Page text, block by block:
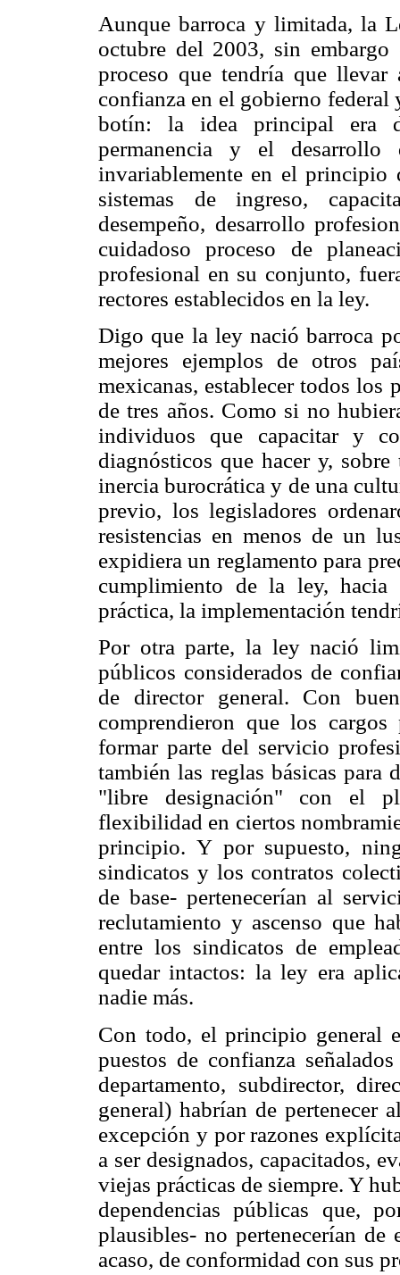
Aunque barroca y limitada, la
octubre del 2003, sin
proceso que tendría que
confianza en el gobierno federal
botín: la idea principal era
permanencia y el desarrollo
invariablemente en el principio
sistemas de ingreso,
desempeño, desarrollo
cuidadoso proceso de
profesional en su conjunto,
rectores establecidos en la ley.
Digo que la ley nació barroca
mejores ejemplos de otros
mexicanas, establecer todos los
de tres años. Como si no
individuos que capacitar y
diagnósticos que hacer y,
inercia burocrática y de una
previo, los legisladores
resistencias en menos de un
expidiera un reglamento para
cumplimiento de la ley,
práctica, la implementación
Por otra parte, la ley nació
públicos considerados de
de director general. Con
comprendieron que los
formar parte del servicio
también las reglas básicas
"libre designación" con el
flexibilidad en ciertos
principio. Y por supuesto,
sindicatos y los contratos
de base- pertenecerían al
reclutamiento y ascenso que
entre los sindicatos de
quedar intactos: la ley era
nadie más.
Con todo, el principio general
puestos de confianza
departamento, subdirector,
general) habrían de pertenecer
excepción y por razones
a ser designados, capacitados,
viejas prácticas de siempre. Y
dependencias públicas que,
plausibles- no pertenecerían
acaso, de conformidad con sus